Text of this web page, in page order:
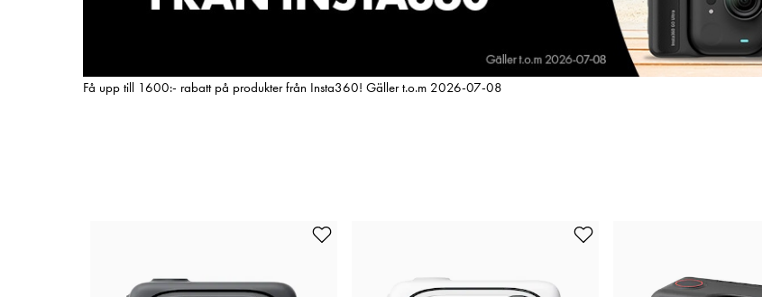
Få upp till 1600:- rabatt på produkter från Insta360! Gäller t.o.m 2026-07-08